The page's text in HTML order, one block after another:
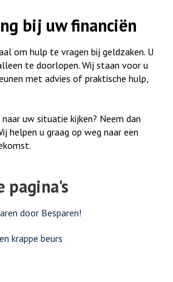
bij uw financiën
om hulp te vragen bij geldzaken. U
te doorlopen. Wij staan voor u
met advies of praktische hulp,
uw situatie kijken? Neem dan
helpen u graag op weg naar een
pagina's
door Besparen!
krappe beurs